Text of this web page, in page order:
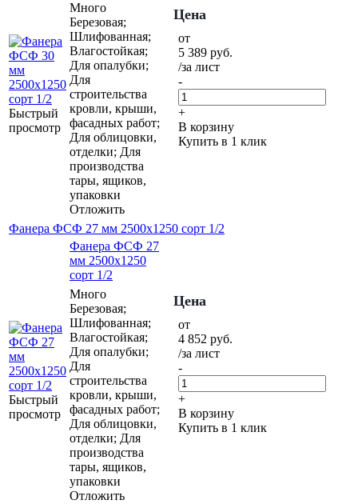
Быстрый
просмотр
Много
Березовая;
Шлифованная;
Влагостойкая;
Для опалубки;
Для
строительства
кровли, крыши,
фасадных работ;
Для облицовки,
отделки; Для
производства
тары, ящиков,
упаковки
Отложить
Цена
от
5 389 руб.
/за лист
-
+
В корзину
Купить в 1 клик
Фанера ФСФ 27 мм 2500х1250 сорт 1/2
Быстрый
просмотр
Фанера ФСФ 27
мм 2500х1250
сорт 1/2
Много
Березовая;
Шлифованная;
Влагостойкая;
Для опалубки;
Для
строительства
кровли, крыши,
фасадных работ;
Для облицовки,
отделки; Для
производства
тары, ящиков,
упаковки
Отложить
Цена
от
4 852 руб.
/за лист
-
+
В корзину
Купить в 1 клик